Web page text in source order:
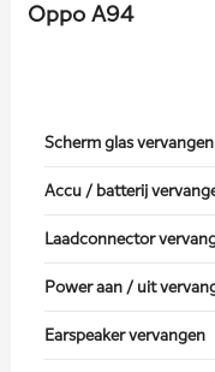
Oppo A94
Scherm glas
Accu / batterij
Laadconnector
Power aan / uit
Earspeaker vervangen